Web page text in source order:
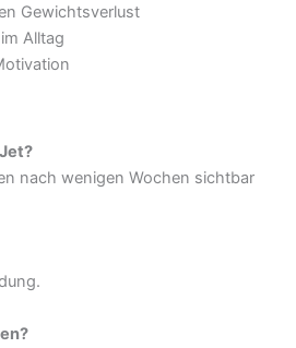
Gewichtsverlust
Alltag
nach wenigen Wochen sichtbar